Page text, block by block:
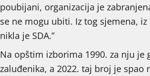
poubijani, organizacija je
se ne mogu ubiti. Iz tog sjemena,
nikla je SDA.”
Na opštim izborima 1990. za nju je
zaluđenika, a 2022. taj broj je spao